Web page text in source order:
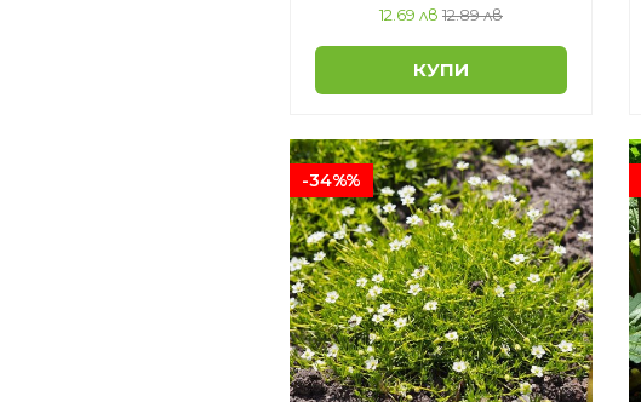
12.69 лв 12.89 лв
КУПИ
-34%%